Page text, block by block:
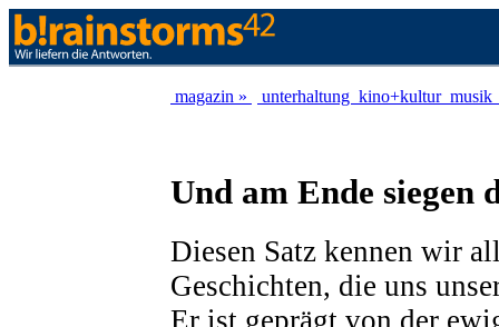
magazin » unterhaltung kino+kultur musik
Und am Ende siegen
Diesen Satz kennen wir
Geschichten, die uns
Er ist geprägt von der